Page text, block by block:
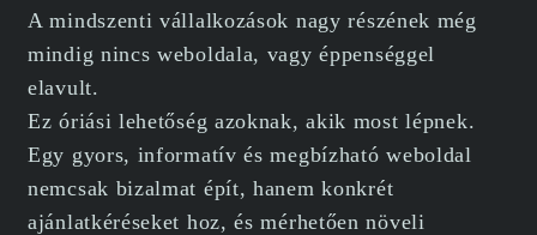
A mindszenti vállalkozások nagy részének még
mindig nincs weboldala, vagy éppenséggel
elavult.
Ez óriási lehetőség azoknak, akik most lépnek.
Egy gyors, informatív és megbízható weboldal
nemcsak bizalmat épít, hanem konkrét
ajánlatkéréseket hoz, és mérhetően növeli